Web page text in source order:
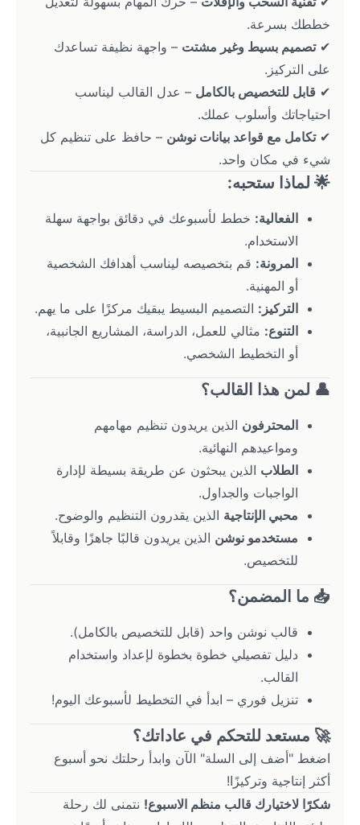
خططك بسرعة.
✔ تصميم بسيط وغير مشتت – واجهة نظيفة تساعدك
على التركيز.
✔ قابل للتخصيص بالكامل – عدل القالب ليناسب
احتياجاتك وأسلوب عملك.
✔ تكامل مع قواعد بيانات نوشن – حافظ على تنظيم كل
شيء في مكان واحد.
🌟 لماذا ستحبه:
الفعالية: خطط لأسبوعك في دقائق بواجهة سهلة
الاستخدام.
المرونة: قم بتخصيصه ليناسب أهدافك الشخصية
أو المهنية.
التركيز: التصميم البسيط يبقيك مركزًا على ما يهم.
التنوع: مثالي للعمل، الدراسة، المشاريع الجانبية،
أو التخطيط الشخصي.
👤 لمن هذا القالب؟
المحترفون الذين يريدون تنظيم مهامهم
ومواعيدهم النهائية.
الطلاب الذين يبحثون عن طريقة بسيطة لإدارة
الواجبات والجداول.
محبي الإنتاجية الذين يقدرون التنظيم والوضوح.
مستخدمو نوشن الذين يريدون قالبًا جاهزًا وقابلاً
للتخصيص.
📥 ما المضمن؟
قالب نوشن واحد (قابل للتخصيص بالكامل).
دليل تفصيلي خطوة بخطوة لإعداد واستخدام
القالب.
تنزيل فوري – ابدأ في التخطيط لأسبوعك اليوم!
🚀 مستعد للتحكم في عاداتك؟
اضغط "أضف إلى السلة" الآن وابدأ رحلتك نحو أسبوع
أكثر إنتاجية وتركيزًا!
شكرًا لاختيارك قالب منظم الاسبوع! نتمنى لك رحلة